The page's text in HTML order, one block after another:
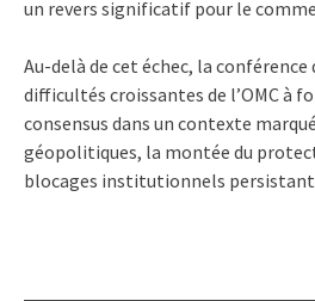
un revers significatif pour le
Au-delà de cet échec, la conférence
difficultés croissantes de l’OMC à
consensus dans un contexte
géopolitiques, la montée du
blocages institutionnels